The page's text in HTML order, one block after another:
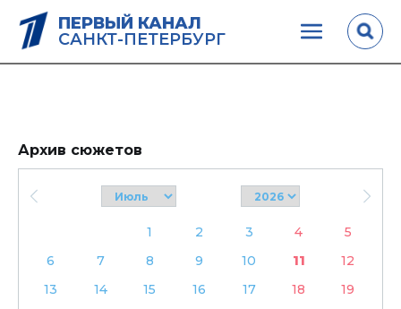
ПЕРВЫЙ КАНАЛ
САНКТ-ПЕТЕРБУРГ
Архив сюжетов
1 2 3 4
5
6
7 8 9 10 11
12
13
14 15 16 17 18
19